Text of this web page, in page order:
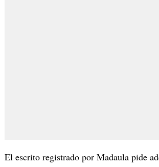
El escrito registrado por Madaula pide